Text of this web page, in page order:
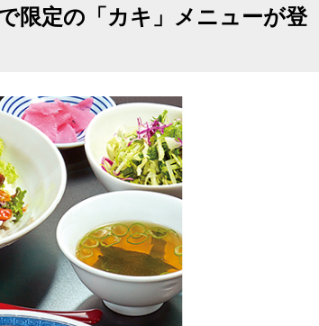
限定の「カキ」メニューが登